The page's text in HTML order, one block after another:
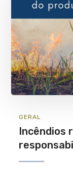
GERAL
Incêndios